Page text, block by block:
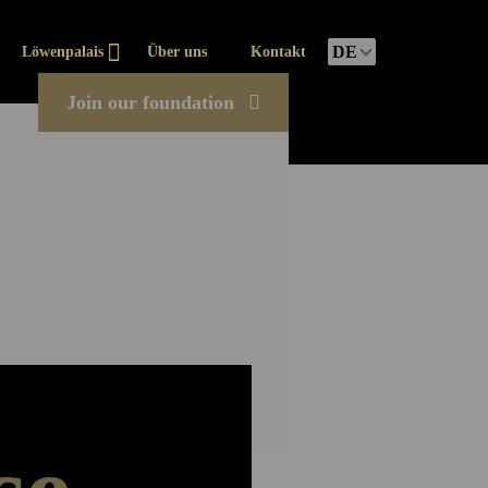
Löwenpalais Über uns Kontakt
Join our foundation